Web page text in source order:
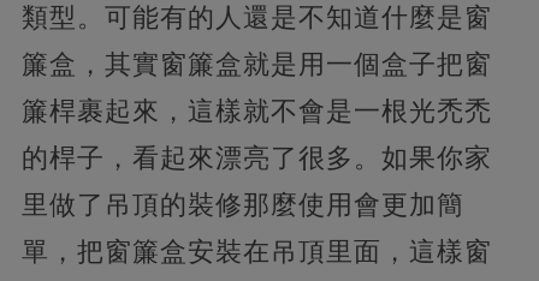
類型。可能有的人還是不知道什麼是窗
簾盒，其實窗簾盒就是用一個盒子把窗
簾桿裹起來，這樣就不會是一根光禿禿
的桿子， 看起來漂亮了很多。如果你家
里做了吊頂的裝修那麼使用會更加簡
單，把窗簾盒安裝在吊頂里面，這樣窗